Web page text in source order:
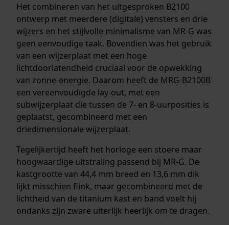
Het combineren van het uitgesproken B2100
ontwerp met meerdere (digitale) vensters en drie
wijzers en het stijlvolle minimalisme van MR-G was
geen eenvoudige taak. Bovendien was het gebruik
van een wijzerplaat met een hoge
lichtdoorlatendheid cruciaal voor de opwekking
van zonne-energie. Daarom heeft de MRG-B2100B
een vereenvoudigde lay-out, met een
subwijzerplaat die tussen de 7- en 8-uurposities is
geplaatst, gecombineerd met een
driedimensionale wijzerplaat.
Tegelijkertijd heeft het horloge een stoere maar
hoogwaardige uitstraling passend bij MR-G. De
kastgrootte van 44,4 mm breed en 13,6 mm dik
lijkt misschien flink, maar gecombineerd met de
lichtheid van de titanium kast en band voelt hij
ondanks zijn zware uiterlijk heerlijk om te dragen.